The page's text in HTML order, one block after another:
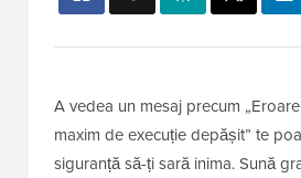
A vedea un mesaj precum
maxim de execuție depășit” te
siguranță să-ți sară inima. Sună